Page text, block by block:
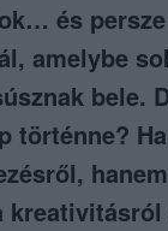
és
amelybe
bele.
történne?
kreativitásról